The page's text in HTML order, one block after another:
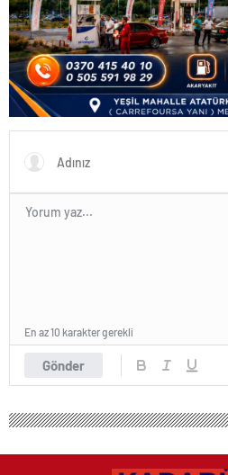
Gönder
En az 10 karakter gerekli